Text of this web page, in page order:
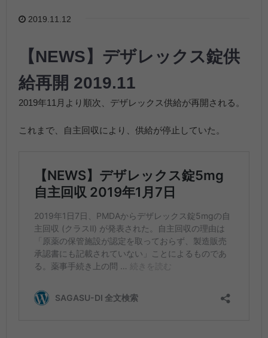
2019.11.12
【NEWS】デザレックス錠供
給再開 2019.11
2019年11月より順次、デザレックス供給が再開される。
これまで、自主回収により、供給が停止していた。